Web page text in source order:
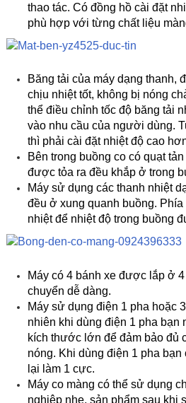
thao tác. Có đồng hồ cài đặt
phù hợp với từng chất liệu
Băng tải của máy dạng thanh,
chịu nhiệt tốt, không bị nóng
thể điều chỉnh tốc độ băng tải
vào nhu cầu của người dùng.
thì phải cài đặt nhiệt độ cao
Bên trong buồng co có quạt
được tỏa ra đều khắp ở trong
Máy sử dụng các thanh nhiệt
đều ở xung quanh buồng. Phía
nhiệt để nhiệt độ trong buồng
Máy có 4 bánh xe được lắp ở
chuyển dễ dàng.
Máy sử dụng điện 1 pha hoặc
nhiên khi dùng điện 1 pha bạn
kích thước lớn để đảm bảo đủ
nóng. Khi dùng điện 1 pha
lại làm 1 cực.
Máy co màng có thể sử dụng
nghiệp nhẹ, sản phẩm sau khi